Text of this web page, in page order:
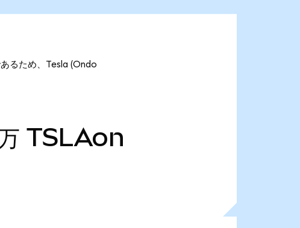
るため、Tesla (Ondo
TSLAon